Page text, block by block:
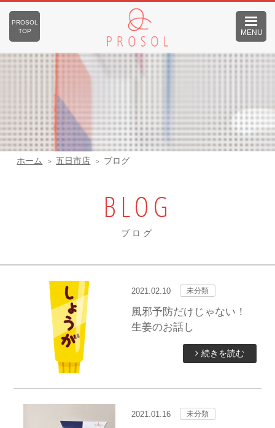
MENU
PROSOL
TOP
ホーム 五日市店 ブログ
BLOG
ブログ
2021.02.10 未分類
風邪予防だけじゃない！
生姜のお話し
続きを読む
2021.01.16 未分類